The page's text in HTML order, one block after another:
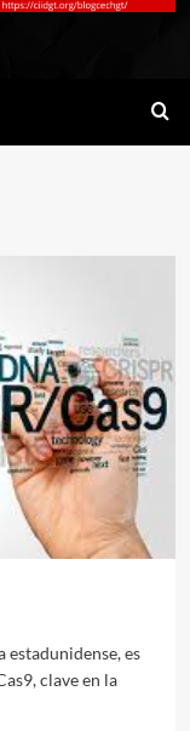
es
clave en la